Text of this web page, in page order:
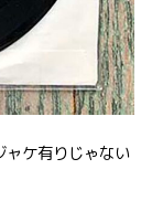
ケ有りじゃない